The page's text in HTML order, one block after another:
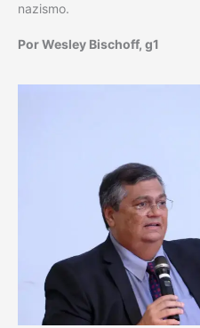
nazismo.
Por Wesley Bischoff, g1